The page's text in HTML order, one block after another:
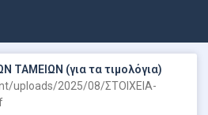
ΤΑΜΕΙΩΝ (για τα τιμολόγια)
uploads/2025/08/ΣΤΟΙΧΕΙΑ-